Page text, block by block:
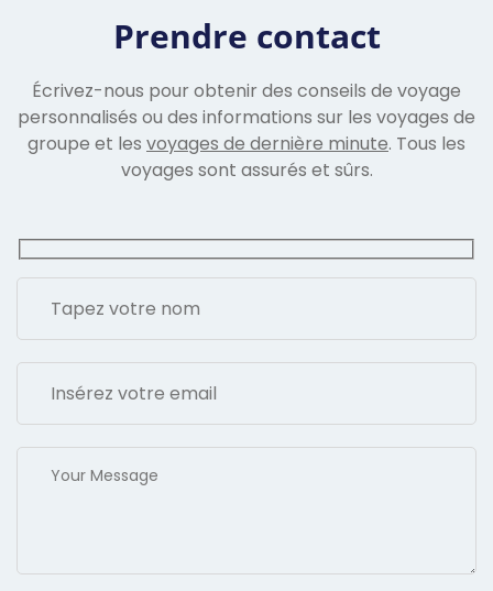
Prendre contact
Écrivez-nous pour obtenir des conseils de voyage
personnalisés ou des informations sur les voyages de
groupe et les voyages de dernière minute. Tous les
voyages sont assurés et sûrs.